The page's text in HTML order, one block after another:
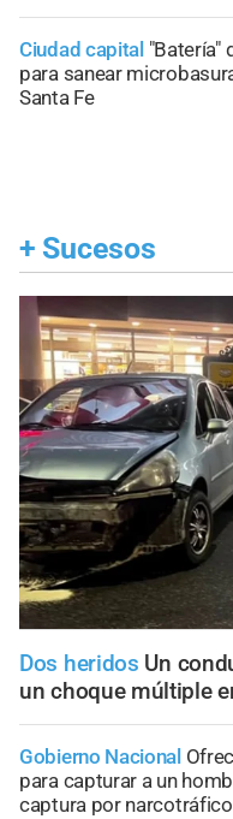
Ciudad capital "Batería"
para sanear
Santa Fe
+ Sucesos
Dos heridos Un
un choque múltiple
Gobierno Nacional
para capturar a un
captura por